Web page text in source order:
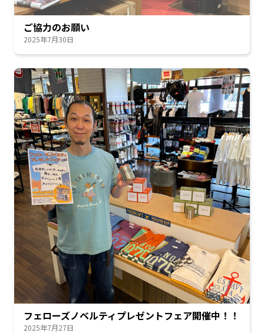
ご協力のお願い
2025年7月30日
フェローズノベルティプレゼントフェア開催中！！
2025年7月27日